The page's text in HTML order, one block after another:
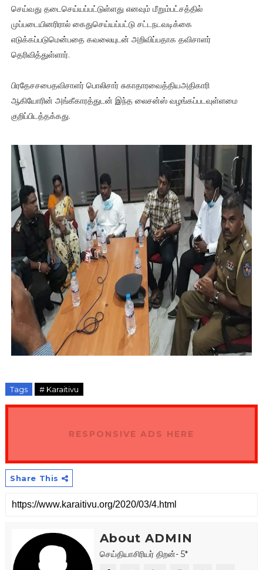
செய்வது தடைசெய்யப்பட்டுள்ளது எனவும் மீறும்பட்சத்தில்
முப்படையினரிரால் கைதுசெய்யப்பட்டு சட்டநடவடிக்கை
எடுக்கப்படுமென்பதை கவலையுடன் அறிவிப்பதாக தவிசாளர்
தெரிவித்துள்ளார்.
பிரதேசசபைதவிசாளர் பொலிசார் சுகாதாரவைத்தியஅதிகாரி
ஆகியோரின் அங்கீகாரத்துடன் இந்த லைசன்ஸ் வழங்கப்படவுள்ளமை
குறிப்பிடத்தக்கது.
Tags # Karaitivu
RESPONSIVE ADS HERE
Share This
About ADMIN
செய்தியாசிரியர் திறன்- 5*